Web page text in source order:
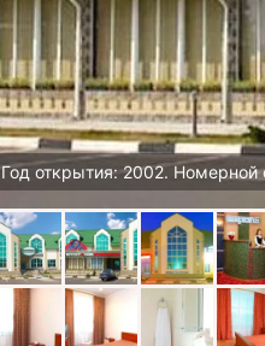
Год открытия: 2002.